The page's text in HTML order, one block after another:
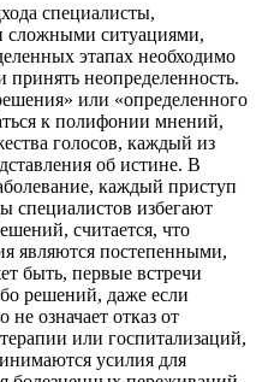
специалисты,
сложными ситуациями,
этапах необходимо
принять неопределенность.
или «определенного
к полифонии мнений,
голосов, каждый из
об истине. В
каждый приступ
специалистов избегают
считается, что
являются постепенными,
быть, первые встречи
решений, даже если
не означает отказ от
или госпитализаций,
усилия для